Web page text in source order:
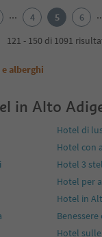
... 4 5 6
121 - 150 di 1091
alberghi
in Alto
Hotel di
Hotel con
Hotel 3
Hotel per
Hotel in
Hotel